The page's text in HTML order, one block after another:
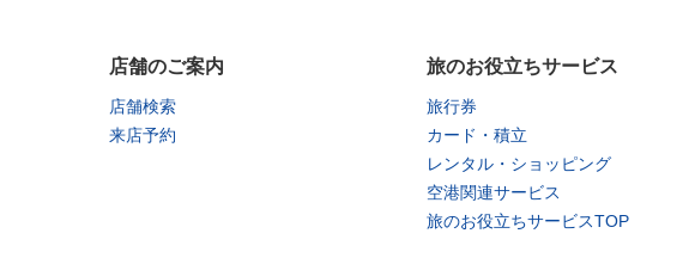
店舗のご案内
店舗検索
来店予約
旅のお役立ちサービス
旅行券
カード・積立
レンタル・ショッピング
空港関連サービス
旅のお役立ちサービスTOP